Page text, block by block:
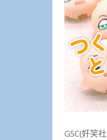
GSC(奸笑